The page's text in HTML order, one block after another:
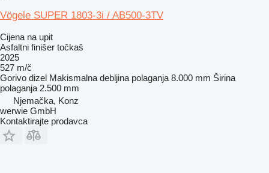
Vögele SUPER 1803-3i / AB500-3TV
Cijena na upit
Asfaltni finišer točkaš
2025
527 m/č
Gorivo dizel Makismalna debljina polaganja 8.000 mm Širina
polaganja 2.500 mm
Njemačka, Konz
werwie GmbH
Kontaktirajte prodavca